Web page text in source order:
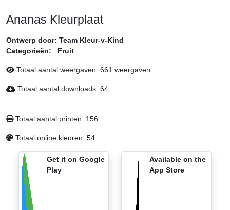
Ananas Kleurplaat
Ontwerp door: Team Kleur-v-Kind
Categorieën:
Fruit
Totaal aantal weergaven: 661 weergaven
Totaal aantal downloads: 64
Totaal aantal printen: 156
Totaal online kleuren: 54
Get it on Google
Play
Available on the
App Store